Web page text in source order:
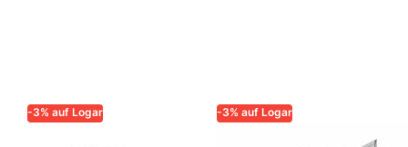
-3% auf Logar -3% auf Logar